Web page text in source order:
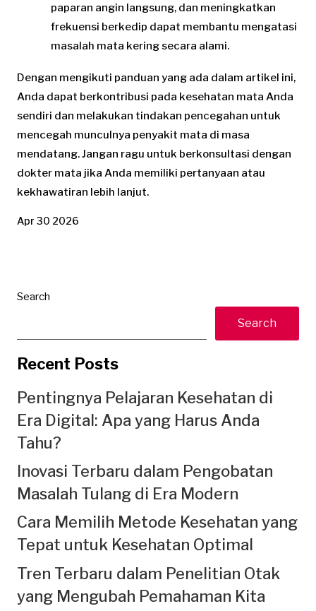
paparan angin langsung, dan meningkatkan
frekuensi berkedip dapat membantu mengatasi
masalah mata kering secara alami.
Dengan mengikuti panduan yang ada dalam artikel ini,
Anda dapat berkontribusi pada kesehatan mata Anda
sendiri dan melakukan tindakan pencegahan untuk
mencegah munculnya penyakit mata di masa
mendatang. Jangan ragu untuk berkonsultasi dengan
dokter mata jika Anda memiliki pertanyaan atau
kekhawatiran lebih lanjut.
Apr 30 2026
Search
Search
Recent Posts
Pentingnya Pelajaran Kesehatan di
Era Digital: Apa yang Harus Anda
Tahu?
Inovasi Terbaru dalam Pengobatan
Masalah Tulang di Era Modern
Cara Memilih Metode Kesehatan yang
Tepat untuk Kesehatan Optimal
Tren Terbaru dalam Penelitian Otak
yang Mengubah Pemahaman Kita